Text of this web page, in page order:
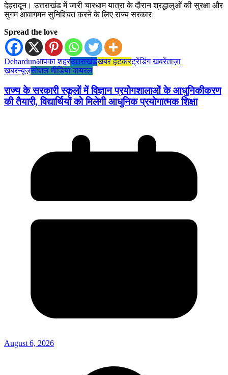
देहरादून। उत्तराखंड में जारी चारधाम यात्रा के दौरान श्रद्धालुओं की सुरक्षा और
सुगम आवागमन सुनिश्चित करने के लिए राज्य सरकार
Spread the love
Dehardunआपका शहरउत्तराखंडखबर हटकरट्रेंडिंग खबरेंताज़ा
ख़बरन्यूज़सोशल मीडिया वायरल
राज्य के सरकारी स्कूलों में विज्ञान प्रयोगशालाओं के आधुनिकीकरण
की तैयारी, विद्यार्थियों को मिलेगी आधुनिक प्रयोगात्मक शिक्षा
August 6, 2026